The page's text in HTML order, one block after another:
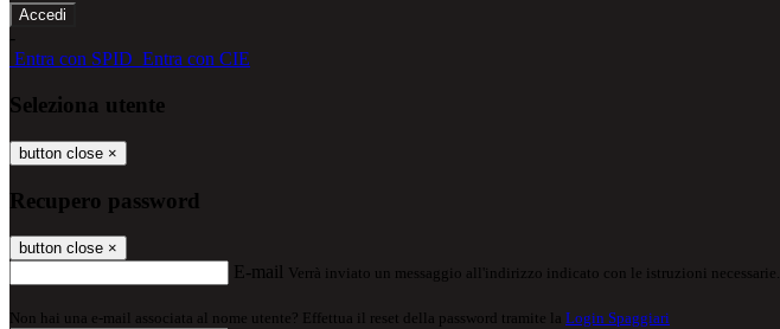
-
Entra con SPID Entra con CIE
Seleziona utente
button close ×
Recupero password
button close ×
E-mail Verrà inviato un messaggio all'indirizzo indicato con le istruzioni necessarie.
Non hai una e-mail associata al nome utente? Effettua il reset della password tramite la Login Spaggiari